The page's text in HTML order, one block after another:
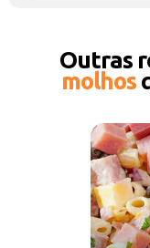
Outras
molhos